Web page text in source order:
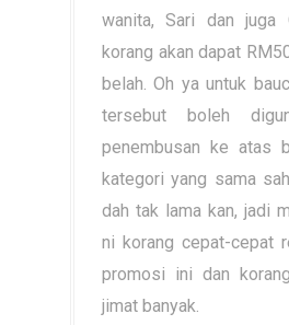
wanita, Sari dan juga
korang akan dapat
belah. Oh ya untuk
tersebut boleh
penembusan ke atas
kategori yang sama
dah tak lama kan, jadi
ni korang cepat-cepat
promosi ini dan
jimat banyak.